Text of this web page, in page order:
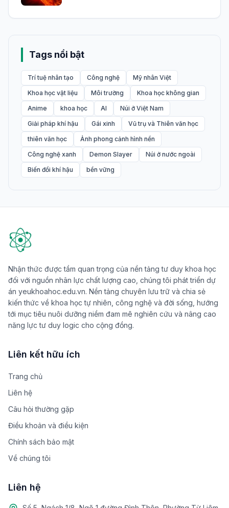
Tags nổi bật
Trí tuệ nhân tạo Công nghệ
Mỹ nhân Việt
Khoa học vật liệu
Môi trường
Khoa học không gian
Anime
khoa học AI
Núi ở Việt Nam
Giải pháp khí hậu
Gái xinh
Vũ trụ và Thiên văn học
thiên văn học
Ảnh phong cảnh hình nền
Công nghệ xanh
Demon Slayer
Núi ở nước ngoài
Biến đổi khí hậu
bền vững
Nhận thức được tầm quan trọng của nền tảng tư duy khoa học
đối với nguồn nhân lực chất lượng cao, chúng tôi phát triển dự
án yeukhoahoc.edu.vn. Nền tảng chuyên lưu trữ và chia sẻ
kiến thức về khoa học tự nhiên, công nghệ và đời sống, hướng
tới mục tiêu nuôi dưỡng niềm đam mê nghiên cứu và nâng cao
năng lực tư duy logic cho cộng đồng.
Liên kết hữu ích
Trang chủ
Liên hệ
Câu hỏi thường gặp
Điều khoản và điều kiện
Chính sách bảo mật
Về chúng tôi
Liên hệ